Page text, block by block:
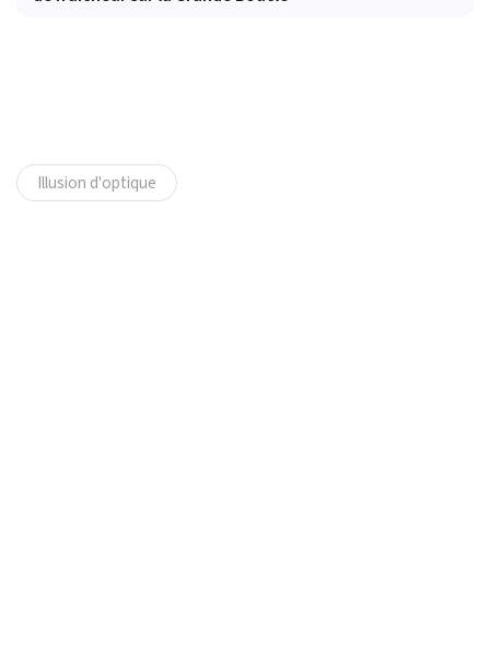
Illusion d'optique